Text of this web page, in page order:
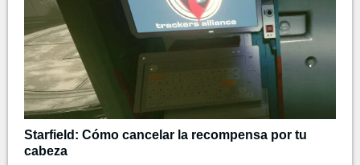
Starfield: Cómo cancelar la recompensa por tu
cabeza